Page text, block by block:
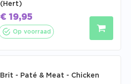
(Hert)
€ 19,95
Op voorraad
Brit - Paté & Meat - Chicken